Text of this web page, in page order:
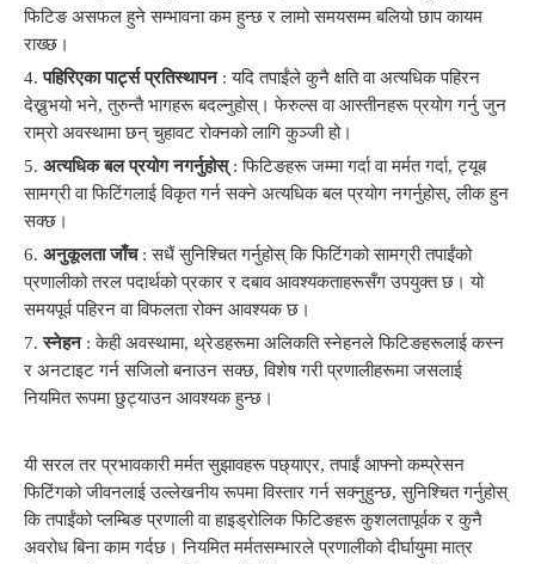
फिटिङ असफल हुने सम्भावना कम हुन्छ र लामो समयसम्म बलियो छाप कायम
राख्छ।
4.पहिरिएका पार्ट्स प्रतिस्थापन : यदि तपाईंले कुनै क्षति वा अत्यधिक पहिरन
देख्नुभयो भने, तुरुन्तै भागहरू बदल्नुहोस्। फेरुल्स वा आस्तीनहरू प्रयोग गर्नु जुन
राम्रो अवस्थामा छन् चुहावट रोक्नको लागि कुञ्जी हो।
5. अत्यधिक बल प्रयोग नगर्नुहोस् : फिटिङहरू जम्मा गर्दा वा मर्मत गर्दा, ट्यूब
सामग्री वा फिटिंगलाई विकृत गर्न सक्ने अत्यधिक बल प्रयोग नगर्नुहोस्, लीक हुन
सक्छ।
6. अनुकूलता जाँच : सधैं सुनिश्चित गर्नुहोस् कि फिटिंगको सामग्री तपाईंको
प्रणालीको तरल पदार्थको प्रकार र दबाव आवश्यकताहरूसँग उपयुक्त छ। यो
समयपूर्व पहिरन वा विफलता रोक्न आवश्यक छ।
7.स्नेहन : केही अवस्थामा, थ्रेडहरूमा अलिकति स्नेहनले फिटिङहरूलाई कस्न
र अनटाइट गर्न सजिलो बनाउन सक्छ, विशेष गरी प्रणालीहरूमा जसलाई
नियमित रूपमा छुट्याउन आवश्यक हुन्छ।
यी सरल तर प्रभावकारी मर्मत सुझावहरू पछ्याएर, तपाईं आफ्नो कम्प्रेसन
फिटिंगको जीवनलाई उल्लेखनीय रूपमा विस्तार गर्न सक्नुहुन्छ, सुनिश्चित गर्नुहोस्
कि तपाईंको प्लम्बिङ प्रणाली वा हाइड्रोलिक फिटिङहरू कुशलतापूर्वक र कुनै
अवरोध बिना काम गर्दछ। नियमित मर्मतसम्भारले प्रणालीको दीर्घायुमा मात्र